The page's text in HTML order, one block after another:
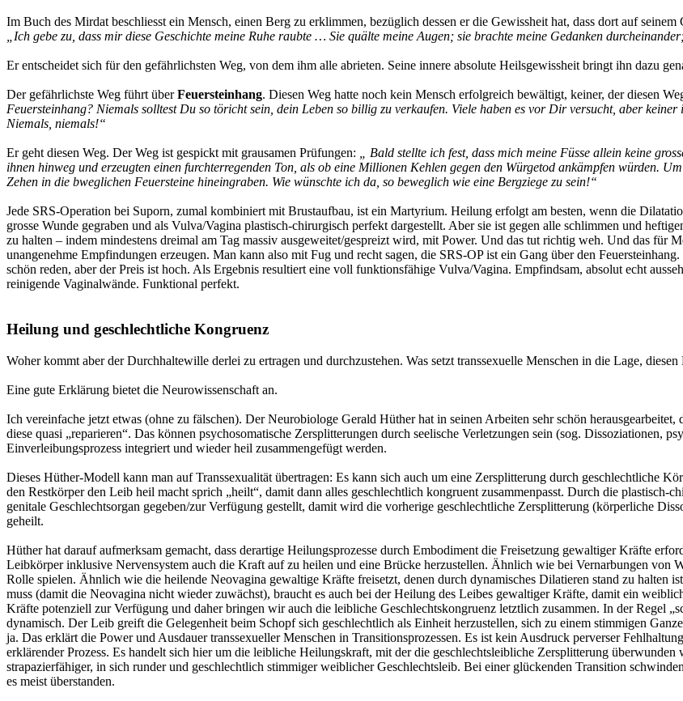
Im Buch des Mirdat beschliesst ein Mensch, einen Berg zu erklimmen, bezüglich dessen er die Gewissheit hat, dass dort auf
„Ich gebe zu, dass mir diese Geschichte meine Ruhe raubte … Sie quälte meine Augen; sie brachte meine Gedanken
Er entscheidet sich für den gefährlichsten Weg, von dem ihm alle abrieten. Seine innere absolute Heilsgewissheit bringt ihn dazu
Der gefährlichste Weg führt überFeuersteinhang. Diesen Weg hatte noch kein Mensch erfolgreich bewältigt, keiner, der diesen
Feuersteinhang? Niemals solltest Du so töricht sein, dein Leben so billig zu verkaufen. Viele haben es vor Dir versucht, aber
Niemals, niemals!“
Er geht diesen Weg. Der Weg ist gespickt mit grausamen Prüfungen: „ Bald stellte ich fest, dass mich meine Füsse allein keine
ihnen hinweg und erzeugten einen furchterregenden Ton, als ob eine Millionen Kehlen gegen den Würgetod ankämpfen würden.
Zehen in die bweglichen Feuersteine hineingraben. Wie wünschte ich da, so beweglich wie eine Bergziege zu sein!“
Jede SRS-Operation bei Suporn, zumal kombiniert mit Brustaufbau, ist ein Martyrium. Heilung erfolgt am besten, wenn die
grosse Wunde gegraben und als Vulva/Vagina plastisch-chirurgisch perfekt dargestellt. Aber sie ist gegen alle schlimmen und
zu halten – indem mindestens dreimal am Tag massiv ausgeweitet/gespreizt wird, mit Power. Und das tut richtig weh. Und das für
unangenehme Empfindungen erzeugen. Man kann also mit Fug und recht sagen, die SRS-OP ist ein Gang über den
schön reden, aber der Preis ist hoch. Als Ergebnis resultiert eine voll funktionsfähige Vulva/Vagina. Empfindsam, absolut echt
reinigende Vaginalwände. Funktional perfekt.
Heilung und geschlechtliche Kongruenz
Woher kommt aber der Durchhaltewille derlei zu ertragen und durchzustehen. Was setzt transsexuelle Menschen in die Lage,
Eine gute Erklärung bietet die Neurowissenschaft an.
Ich vereinfache jetzt etwas (ohne zu fälschen). Der Neurobiologe Gerald Hüther hat in seinen Arbeiten sehr schön
diese quasi „reparieren“. Das können psychosomatische Zersplitterungen durch seelische Verletzungen sein (sog. Dissoziationen,
Einverleibungsprozess integriert und wieder heil zusammengefügt werden.
Dieses Hüther-Modell kann man auf Transsexualität übertragen: Es kann sich auch um eine Zersplitterung durch geschlechtliche
den Restkörper den Leib heil macht sprich „heilt“, damit dann alles geschlechtlich kongruent zusammenpasst. Durch die plastisch-
genitale Geschlechtsorgan gegeben/zur Verfügung gestellt, damit wird die vorherige geschlechtliche Zersplitterung (körperliche
geheilt.
Hüther hat darauf aufmerksam gemacht, dass derartige Heilungsprozesse durch Embodiment die Freisetzung gewaltiger Kräfte
Leibkörper inklusive Nervensystem auch die Kraft auf zu heilen und eine Brücke herzustellen. Ähnlich wie bei Vernarbungen von
Rolle spielen. Ähnlich wie die heilende Neovagina gewaltige Kräfte freisetzt, denen durch dynamisches Dilatieren stand zu halten
muss (damit die Neovagina nicht wieder zuwächst), braucht es auch bei der Heilung des Leibes gewaltiger Kräfte, damit ein
Kräfte potenziell zur Verfügung und daher bringen wir auch die leibliche Geschlechtskongruenz letztlich zusammen. In der Regel
dynamisch. Der Leib greift die Gelegenheit beim Schopf sich geschlechtlich als Einheit herzustellen, sich zu einem stimmigen
ja. Das erklärt die Power und Ausdauer transsexueller Menschen in Transitionsprozessen. Es ist kein Ausdruck perverser
erklärender Prozess. Es handelt sich hier um die leibliche Heilungskraft, mit der die geschlechtsleibliche Zersplitterung
strapazierfähiger, in sich runder und geschlechtlich stimmiger weiblicher Geschlechtsleib. Bei einer glückenden Transition
es meist überstanden.